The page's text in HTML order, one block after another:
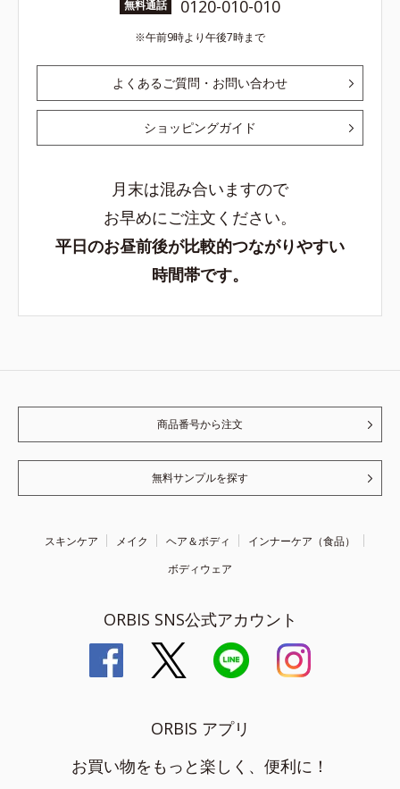
無料通話 0120-010-010
午前9時より午後7時まで
よくあるご質問・お問い合わせ
ショッピングガイド
月末は混み合いますので
お早めにご注文ください。
平日のお昼前後が比較的つながりやすい
時間帯です。
商品番号から注文
無料サンプルを探す
スキンケア メイク ヘア＆ボディ
インナーケア（食品）
ボディウェア
ORBIS SNS公式アカウント
ORBIS アプリ
お買い物をもっと楽しく、便利に！